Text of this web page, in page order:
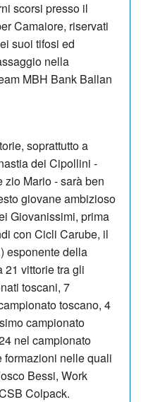
scorsi presso il
Camaiore, riservati
suoi tifosi ed
nella
MBH Bank Ballan
soprattutto a
dei Cipollini -
Mario - sarà ben
giovane ambizioso
Giovanissimi, prima
con Cicli Carube, il
esponente della
vittorie tra gli
toscani, 7
toscano, 4
campionato
nel campionato
formazioni nelle quali
Bessi, Work
Colpack.